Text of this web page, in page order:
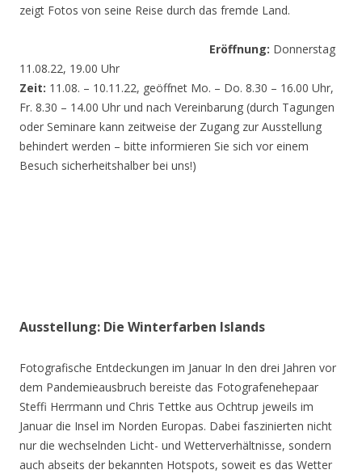
zeigt Fotos von seine Reise durch das fremde Land.
Eröffnung: Donnerstag
11.08.22, 19.00 Uhr
Zeit: 11.08. – 10.11.22, geöffnet Mo. – Do. 8.30 – 16.00 Uhr,
Fr. 8.30 – 14.00 Uhr und nach Vereinbarung (durch Tagungen
oder Seminare kann zeitweise der Zugang zur Ausstellung
behindert werden – bitte informieren Sie sich vor einem
Besuch sicherheitshalber bei uns!)
Ausstellung: Die Winterfarben Islands
Fotografische Entdeckungen im Januar In den drei Jahren vor
dem Pandemieausbruch bereiste das Fotografenehepaar
Steffi Herrmann und Chris Tettke aus Ochtrup jeweils im
Januar die Insel im Norden Europas. Dabei faszinierten nicht
nur die wechselnden Licht- und Wetterverhältnisse, sondern
auch abseits der bekannten Hotspots, soweit es das Wetter